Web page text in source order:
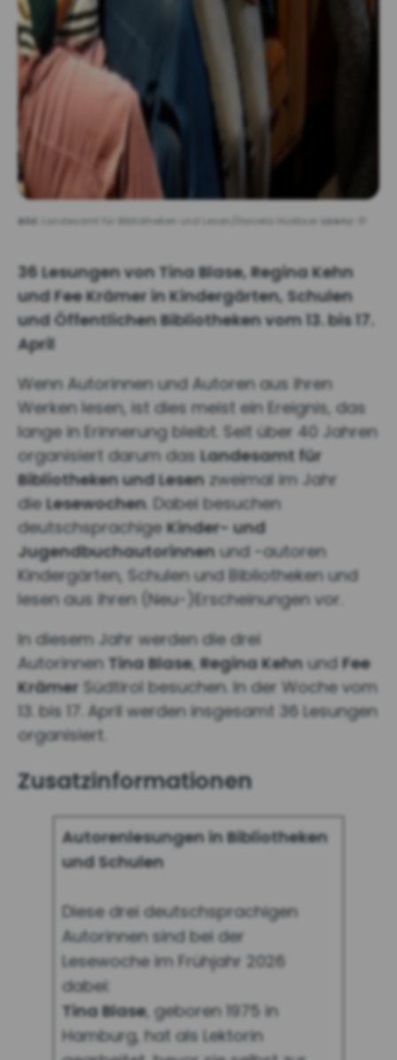
Bild: Landesamt für Bibliotheken und Lesen/Daniela Huebser Lizenz:
36 Lesungen von Tina Blase, Regina Kehn
und Fee Krämer in Kindergärten, Schulen
und Öffentlichen Bibliotheken vom 13. bis 17.
April
Wenn Autorinnen und Autoren aus ihren
Werken lesen, ist dies meist ein Ereignis, das
lange in Erinnerung bleibt. Seit über 40 Jahren
organisiert darum das Landesamt für
Bibliotheken und Lesen zweimal im Jahr
dieLesewochen. Dabei besuchen
deutschsprachigeKinder- und
Jugendbuchautorinnen und -autoren
Kindergärten, Schulen und Bibliotheken und
lesen aus ihren (Neu-)Erscheinungen vor.
In diesem Jahr werden die drei
Autorinnen Tina Blase,Regina Kehn undFee
Krämer Südtirol besuchen. In der Woche vom
13. bis 17. April werden insgesamt 36 Lesungen
organisiert.
Zusatzinformationen
Autorenlesungen in Bibliotheken
und Schulen
Diese drei deutschsprachigen
Autorinnen sind bei der
Lesewoche im Frühjahr 2026
dabei:
Tina Blase, geboren 1975 in
Hamburg, hat als Lektorin